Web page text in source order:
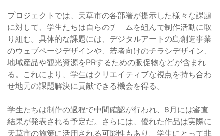
プロジェクトでは、天草市の各部署が提示した様々な課題
に対して、学生たちは自らのチームを組んで制作活動に取
り組む。具体的な課題には、デジタルアートの島創造事業
のウェブページデザインや、若者向けのチラシデザイン、
地域産品や観光資源をPRするための販促物などが含まれ
る。これにより、学生はクリエイティブな視点を持ち合わ
せ地元の課題解決に貢献できる機会を得る。
学生たちは制作の過程で中間確認が行われ、8月には審査
結果が発表される予定だ。さらには、優れた作品は実際に
天草市の施策に活用される可能性もあり、学生にとって非